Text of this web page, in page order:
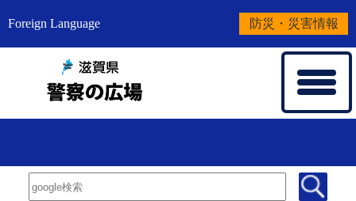
Foreign Language 防災・災害情報